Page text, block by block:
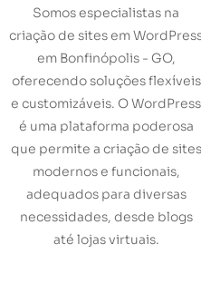
Somos especialistas na
criação de sites em
em Bonfinópolis - GO,
oferecendo soluções flexíveis
e customizáveis. O WordPress
é uma plataforma poderosa
que permite a criação de sites
modernos e funcionais,
adequados para diversas
necessidades, desde blogs
até lojas virtuais.